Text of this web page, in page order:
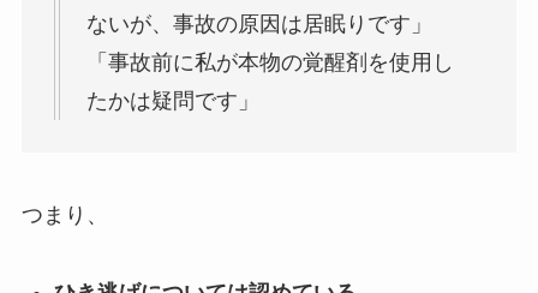
ないが、事故の原因は居眠りです」
「事故前に私が本物の覚醒剤を使用し
たかは疑問です」
つまり、